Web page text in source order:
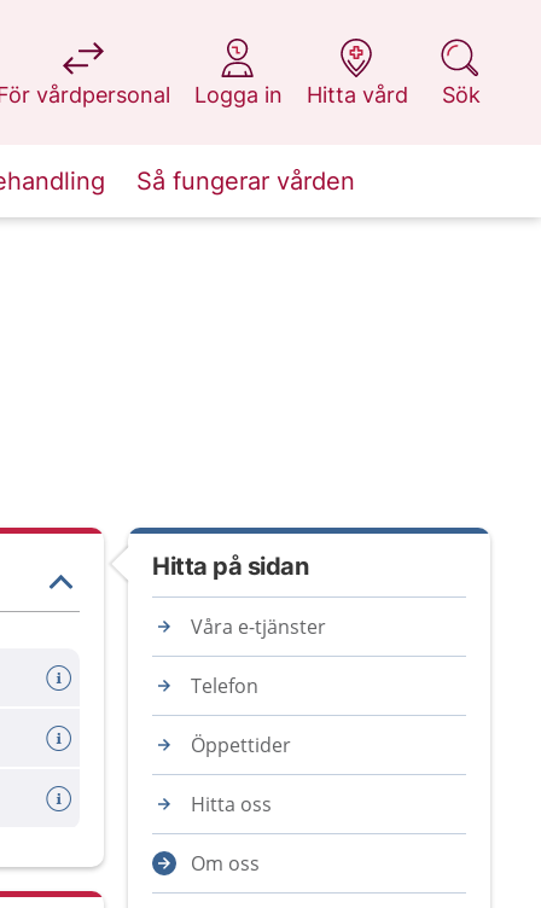
vårdpersonal
på 1177.se
Logga in
på 1177.se
Hitta vård
på 1177.se
Sök
på 1177.se
Så fungerar vården
Hitta på sidan
Våra e-tjänster
Telefon
Öppettider
Hitta oss
Om oss